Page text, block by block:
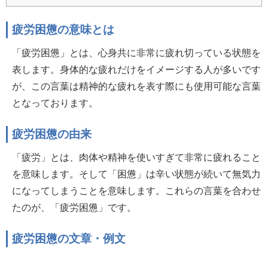
疲労困憊の意味とは
「疲労困憊」とは、心身共に非常に疲れ切っている状態を
表します。身体的な疲れだけをイメージする人が多いです
が、この言葉は精神的な疲れを表す際にも使用可能な言葉
となっております。
疲労困憊の由来
「疲労」とは、肉体や精神を使いすぎて非常に疲れること
を意味します。そして「困憊」は辛い状態が続いて無気力
になってしまうことを意味します。これらの言葉を合わせ
たのが、「疲労困憊」です。
疲労困憊の文章・例文